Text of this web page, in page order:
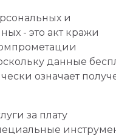
и
- это акт кражи
данные
означает
за плату